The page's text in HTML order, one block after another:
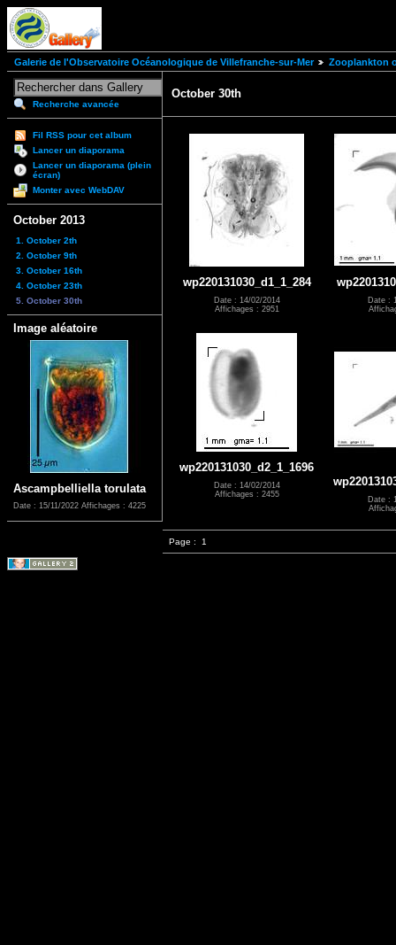
Galerie de l'Observatoire Océanologique de Villefranche-sur-Mer Zooplankton
Recherche avancée
Fil RSS pour cet album
Lancer un diaporama
Lancer un diaporama (plein
écran)
Monter avec WebDAV
October 2013
1. October 2th
2. October 9th
3. October 16th
4. October 23th
5. October 30th
Image aléatoire
Ascampbelliella torulata
Date : 15/11/2022 Affichages : 4225
October 30th
wp220131030_d1_1_284
Date : 14/02/2014
Affichages : 2951
Date :
wp220131030_d2_1_1696
Date : 14/02/2014
Affichages : 2455
Date :
Page : 1